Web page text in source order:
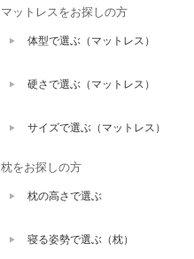
マットレスをお探しの方
体型で選ぶ（マットレス）
硬さで選ぶ（マットレス）
サイズで選ぶ（マットレス）
枕をお探しの方
枕の高さで選ぶ
寝る姿勢で選ぶ（枕）